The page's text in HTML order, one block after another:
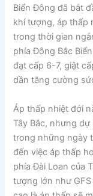
Biển Đông đã bắt
khí tượng, áp thấp
trong thời gian
phía Đông Bắc
đạt cấp 6-7, giật
dần tăng cường
Áp thấp nhiệt đới
Tây Bắc, nhưng
trong những ngày
đến việc áp thấp
phía Đài Loan của
tượng lớn như